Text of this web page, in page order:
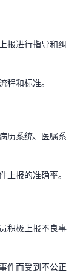
报进行指导和纠
程和标准。
历系统、医嘱系
上报的准确率。
积极上报不良事
件而受到不公正